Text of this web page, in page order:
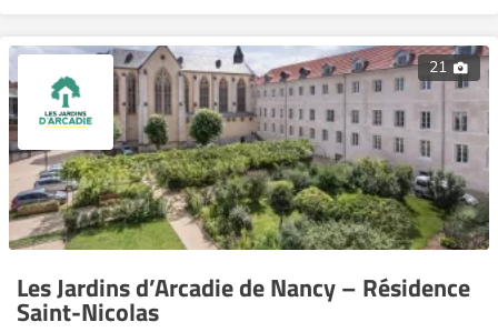
21
Les Jardins d’Arcadie de Nancy – Résidence
Saint-Nicolas